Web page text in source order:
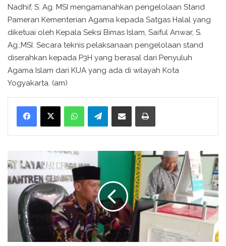
Nadhif, S. Ag. MSI mengamanahkan pengelolaan Stand
Pameran Kementerian Agama kepada Satgas Halal yang
diketuai oleh Kepala Seksi Bimas Islam, Saiful Anwar, S.
Ag.,MSI. Secara teknis pelaksanaan pengelolaan stand
diserahkan kepada P3H yang berasal dari Penyuluh
Agama Islam dari KUA yang ada di wilayah Kota
Yogyakarta. (am)
WhatsApp Telegram
I
C
n